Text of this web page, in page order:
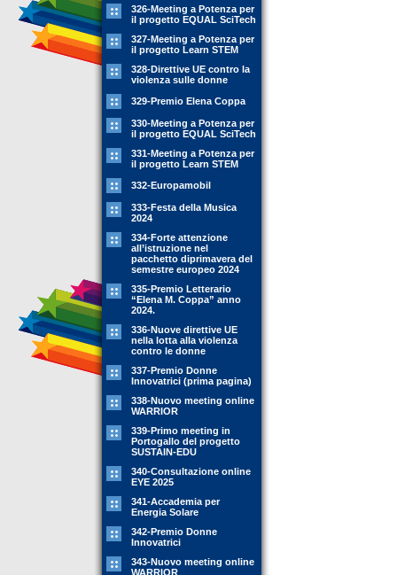
326-Meeting a Potenza per
il progetto EQUAL SciTech
327-Meeting a Potenza per
il progetto Learn STEM
328-Direttive UE contro la
violenza sulle donne
329-Premio Elena Coppa
330-Meeting a Potenza per
il progetto EQUAL SciTech
331-Meeting a Potenza per
il progetto Learn STEM
332-Europamobil
333-Festa della Musica
2024
334-Forte attenzione
all’istruzione nel
pacchetto diprimavera del
semestre europeo 2024
335-Premio Letterario
“Elena M. Coppa” anno
2024.
336-Nuove direttive UE
nella lotta alla violenza
contro le donne
337-Premio Donne
Innovatrici (prima pagina)
338-Nuovo meeting online
WARRIOR
339-Primo meeting in
Portogallo del progetto
SUSTAIN-EDU
340-Consultazione online
EYE 2025
341-Accademia per
Energia Solare
342-Premio Donne
Innovatrici
343-Nuovo meeting online
WARRIOR